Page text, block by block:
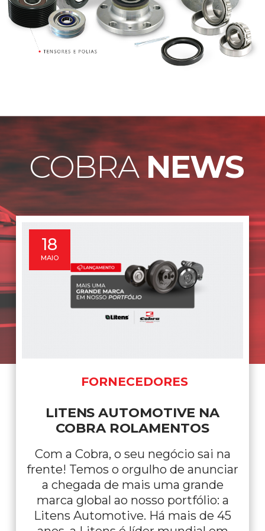
COBRA NEWS
8
MAIO
NOTÍCIAS
POR QUE EXISTE O DIA DO
ROLAMENTO?
Nada gira sozinho. Por trás de cada
máquina em funcionamento, de
cada veículo na estrada e de cada
operação que não pode parar, existe
algo essencial acontecendo: o